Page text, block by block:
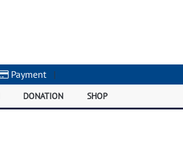
Payment |
DONATION SHOP